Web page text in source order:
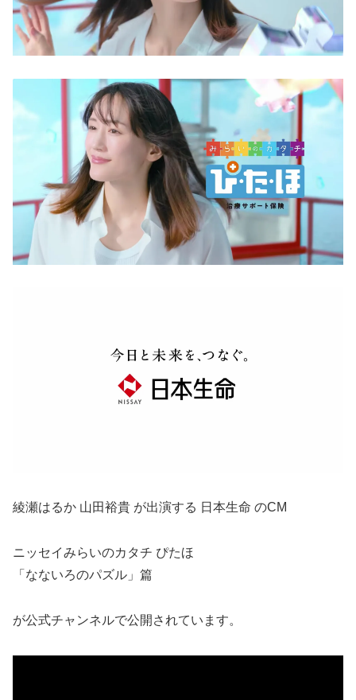
綾瀬はるか 山田裕貴 が出演する 日本生命 のCM
ニッセイみらいのカタチ ぴたほ
「なないろのパズル」篇
が公式チャンネルで公開されています。